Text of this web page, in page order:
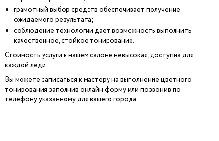
грамотный выбор средств обеспечивает получение
ожидаемого результата;
соблюдение технологии дает возможность выполнить
качественное, стойкое тонирование.
Стоимость услуги в нашем салоне невысокая, доступна для
каждой леди.
Вы можете записаться к мастеру на выполнение цветного
тонирования заполнив онлайн форму или позвонив по
телефону указанному для вашего города.